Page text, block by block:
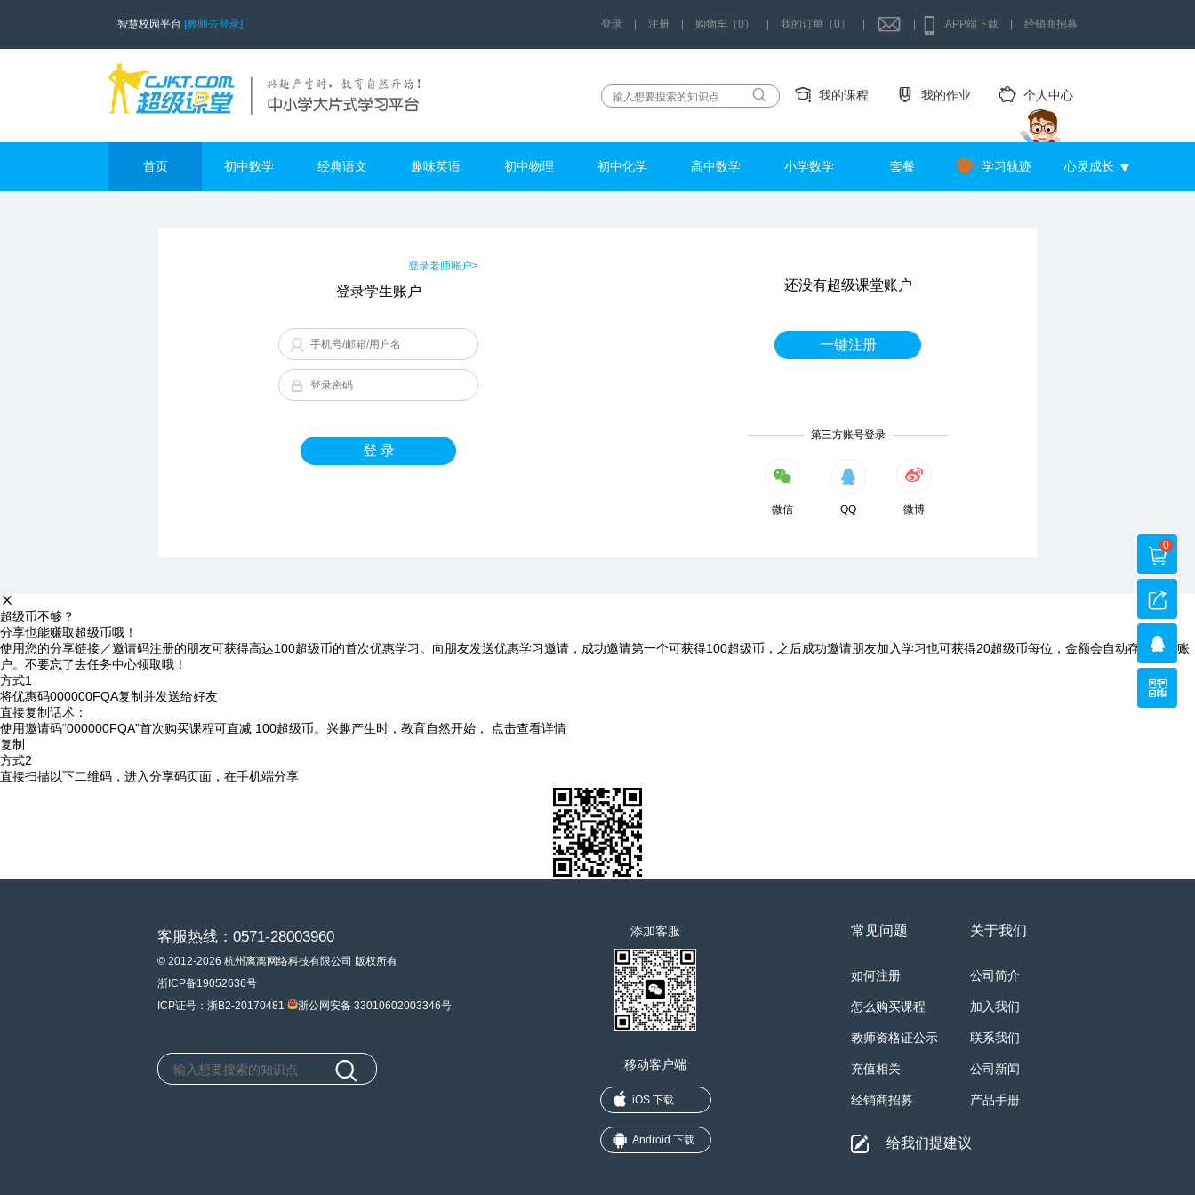
智慧校园平台 [教师去登录] 登录 注册 购物车（0） 我的订单（0） APP端下载 经销商招募
我的课程 我的作业 个人中心
首页 初中数学 经典语文 趣味英语 初中物理 初中化学 高中数学 小学数学 套餐 学习轨迹 心灵成长
登录老师账户>
登录学生账户
登 录
还没有超级课堂账户
一键注册
第三方账号登录
微信 QQ 微博
0
超级币不够？
分享也能赚取超级币哦！
使用您的分享链接／邀请码注册的朋友可获得高达100超级币的首次优惠学习。向朋友发送优惠学习邀请，成功邀请第一个可获得100超级币，之后成功邀请朋友加入学习也可获得20超级币每位，金额会自动存入您的账
户。不要忘了去任务中心领取哦！
方式1
将优惠码000000FQA复制并发送给好友
直接复制话术：
使用邀请码“000000FQA”首次购买课程可直减 100超级币。兴趣产生时，教育自然开始， 点击查看详情
复制
方式2
直接扫描以下二维码，进入分享码页面，在手机端分享
客服热线：0571-28003960
© 2012-2026 杭州离离网络科技有限公司 版权所有
浙ICP备19052636号
ICP证号：浙B2-20170481
浙公网安备 33010602003346号
添加客服
移动客户端
iOS 下载
Android 下载
常见问题
如何注册
怎么购买课程
教师资格证公示
充值相关
经销商招募
关于我们
公司简介
加入我们
联系我们
公司新闻
产品手册
给我们提建议